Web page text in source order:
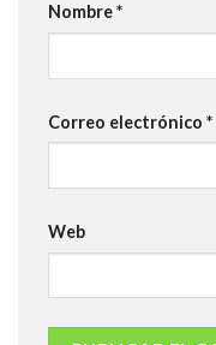
Nombre*
Correo electrónico *
Web